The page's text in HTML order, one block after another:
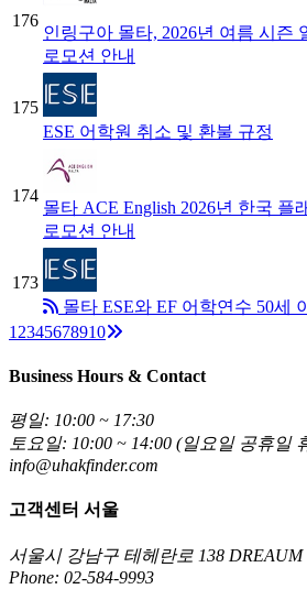
176
인링구아 몰타, 2026년 여름 시즌
로모션 안내
175
ESE 어학원 취소 및 환불 규정
174
몰타 ACE English 2026년 한국 플
로모션 안내
173
몰타 ESE와 EF 어학연수 50세
12345678910Next
Business Hours & Contact
평일: 10:00 ~ 17:30
토요일: 10:00 ~ 14:00 (일요일 공휴일
info@uhakfinder.com
고객센터 서울
서울시 강남구 테헤란로 138 DREAUM
Phone: 02-584-9993